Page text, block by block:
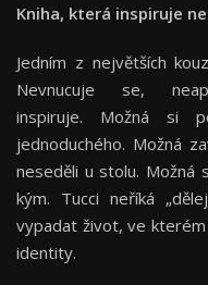
Kniha, která inspiruje
Jedním z největších
Nevnucuje se,
inspiruje. Možná si
jednoduchého. Možná
neseděli u stolu.
kým. Tucci neříká
vypadat život, ve
identity.